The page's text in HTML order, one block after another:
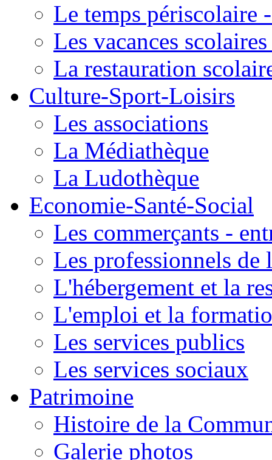
Le temps périscolaire
Les vacances
La restauration
Culture-Sport-Loisirs
Les associations
La Médiathèque
La Ludothèque
Economie-Santé-Social
Les commerçants -
Les professionnels de
L'hébergement et la
L'emploi et la
Les services publics
Les services sociaux
Patrimoine
Histoire de la
Galerie photos